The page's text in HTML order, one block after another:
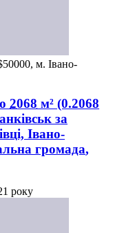
м. Івано-
2068 м² (0.2068
за
Івано-
громада,
року